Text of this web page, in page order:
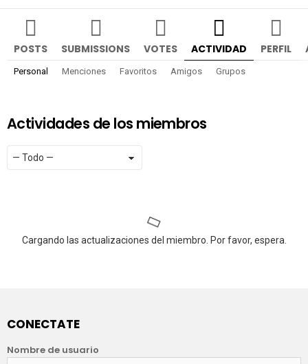
POSTS SUBMISSIONS VOTES ACTIVIDAD PERFIL
Personal Menciones Favoritos Amigos Grupos
Actividades de los miembros
RSS
Mostrar:
Cargando las actualizaciones del miembro. Por favor, espera.
CONECTATE
Nombre de usuario